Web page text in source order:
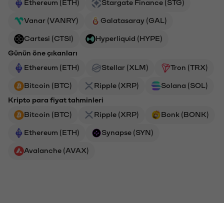
Ethereum (ETH) Stargate Finance (STG)
Vanar (VANRY) Galatasaray (GAL)
Cartesi (CTSI)
Hyperliquid (HYPE)
Günün öne çıkanları
Ethereum (ETH)
Stellar (XLM) Tron (TRX)
Bitcoin (BTC) Ripple (XRP)
Solana (SOL)
Kripto para fiyat tahminleri
Bitcoin (BTC)
Ripple (XRP) Bonk (BONK)
Ethereum (ETH) Synapse (SYN)
Avalanche (AVAX)